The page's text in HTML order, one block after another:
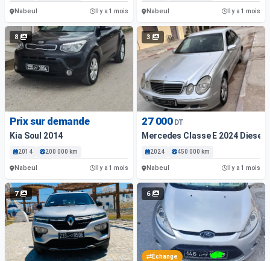
Nabeul Il y a 1 mois Nabeul Il y a 1 mois
8
Prix sur demande
Kia Soul 2014
2014 200 000 km
Nabeul Il y a 1 mois
3
27 000 DT
Mercedes Classe E 2024 Diesel
2024 450 000 km
Nabeul Il y a 1 mois
7 6
Échange